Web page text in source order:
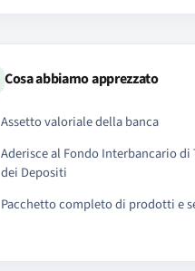
Cosa abbiamo apprezzato
Assetto valoriale della banca
Aderisce al Fondo Interbancario di
dei Depositi
Pacchetto completo di prodotti e